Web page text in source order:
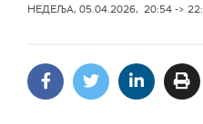
НЕДЕЉА, 05.04.2026, 20:54 ->